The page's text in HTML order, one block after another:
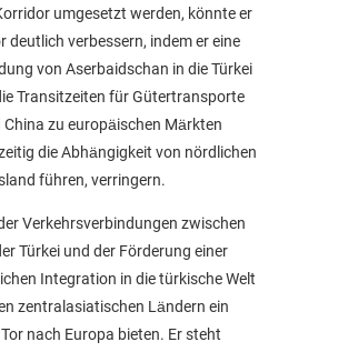
umgesetzt werden, könnte er
deutlich verbessern, indem er eine
von Aserbaidschan in die Türkei
Transitzeiten für Gütertransporte
zu europäischen Märkten
die Abhängigkeit von nördlichen
führen, verringern.
Verkehrsverbindungen zwischen
Türkei und der Förderung einer
Integration in die türkische Welt
zentralasiatischen Ländern ein
nach Europa bieten. Er steht